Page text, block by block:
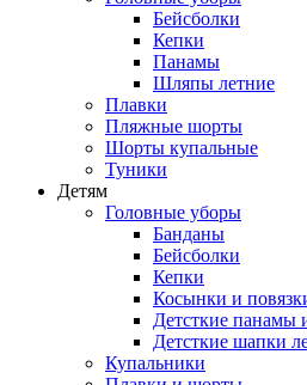
Бейсболки
Кепки
Панамы
Шляпы летние
Плавки
Пляжные шорты
Шорты купальные
Туники
Детям
Головные уборы
Банданы
Бейсболки
Кепки
Косынки и
Детсткие панамы
Детсткие шапки
Купальники